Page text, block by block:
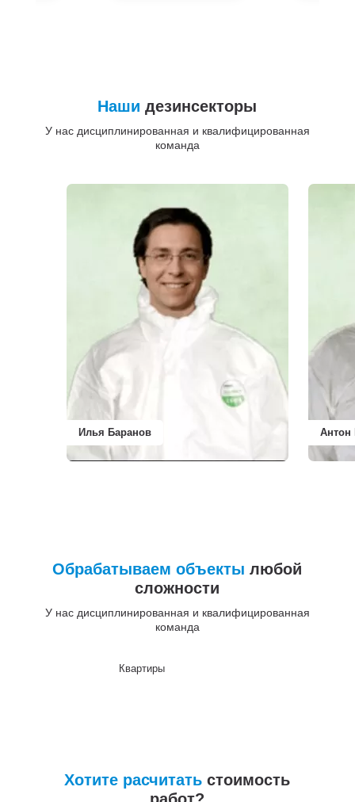
Наши дезинсекторы
У нас дисциплинированная и квалифицированная
команда
Илья Баранов Антон
Обрабатываем объекты любой
сложности
У нас дисциплинированная и квалифицированная
команда
Квартиры
Хотите расчитать стоимость